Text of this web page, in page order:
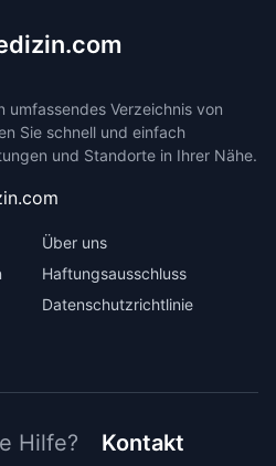
umfassendes Verzeichnis von
Sie schnell und einfach
und Standorte in Ihrer Nähe.
Über uns
Haftungsausschluss
Datenschutzrichtlinie
Hilfe? Kontakt